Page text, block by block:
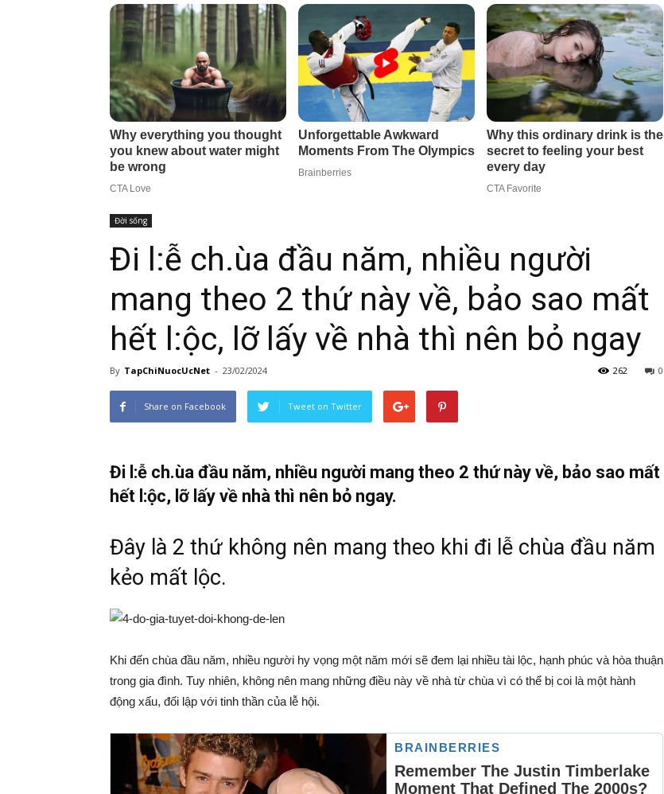
Đời sống
Đi l:ễ ch.ùa đầu năm, nhiều người
mang theo 2 thứ này về, bảo sao mất
hết l:ộc, lỡ lấy về nhà thì nên bỏ ngay
By TapChiNuocUcNet - 23/02/2024 0
262
Share on Facebook Tweet on Twitter
Đi l:ễ ch.ùa đầu năm, nhiều người mang theo 2 thứ này về, bảo sao mất
hết l:ộc, lỡ lấy về nhà thì nên bỏ ngay.
Đây là 2 thứ không nên mang theo khi đi lễ chùa đầu năm
kẻo mất lộc.
Khi đến chùa đầu năm, nhiều người hy vọng một năm mới sẽ đem lại nhiều tài lộc, hạnh phúc và hòa thuận
trong gia đình. Tuy nhiên, không nên mang những điều này về nhà từ chùa vì có thể bị coi là một hành
động xấu, đối lập với tinh thần của lễ hội.